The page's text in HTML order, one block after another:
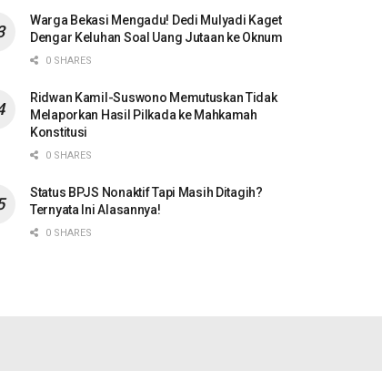
Warga Bekasi Mengadu! Dedi Mulyadi Kaget
Dengar Keluhan Soal Uang Jutaan ke Oknum
0 SHARES
Ridwan Kamil-Suswono Memutuskan Tidak
Melaporkan Hasil Pilkada ke Mahkamah
Konstitusi
0 SHARES
Status BPJS Nonaktif Tapi Masih Ditagih?
Ternyata Ini Alasannya!
0 SHARES